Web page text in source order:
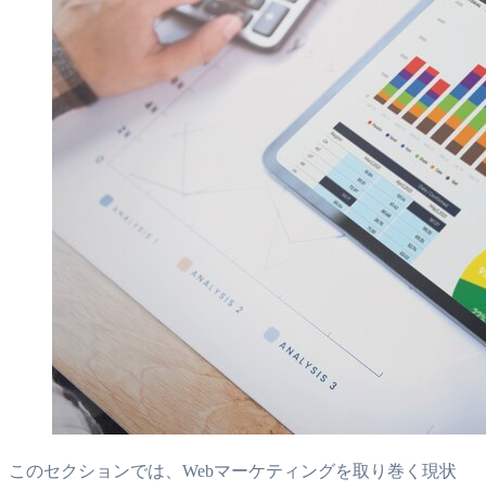
このセクションでは、Webマーケティングを取り巻く現状